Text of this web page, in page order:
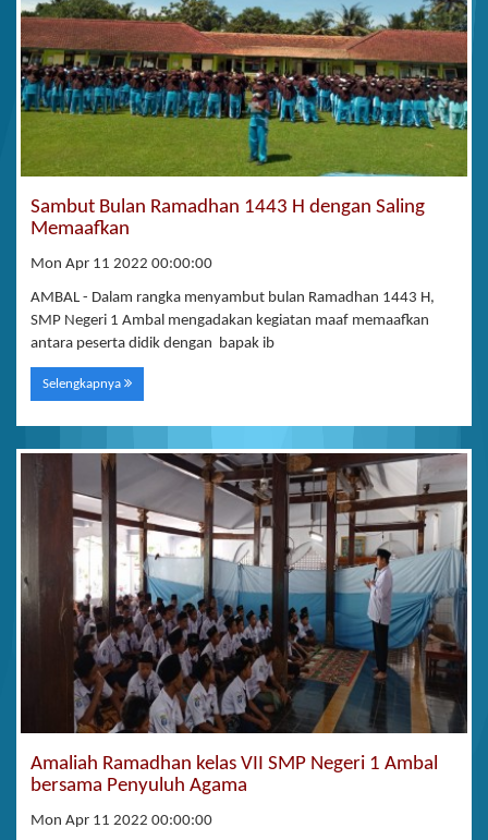
Sambut Bulan Ramadhan 1443 H dengan Saling
Memaafkan
Mon Apr 11 2022 00:00:00
AMBAL - Dalam rangka menyambut bulan Ramadhan 1443 H,
SMP Negeri 1 Ambal mengadakan kegiatan maaf memaafkan
antara peserta didik dengan bapak ib
Selengkapnya
Amaliah Ramadhan kelas VII SMP Negeri 1 Ambal
bersama Penyuluh Agama
Mon Apr 11 2022 00:00:00